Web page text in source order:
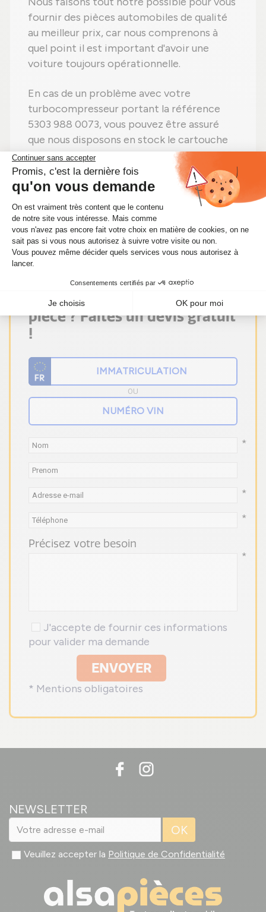
fournir des pièces automobiles de qualité
au meilleur prix, car nous comprenons à
quel point il est important d'avoir une
voiture toujours opérationnelle.
En cas de un problème avec votre
turbocompresseur portant la référence
5303 988 0073, vous pouvez être assuré
que nous disposons en stock le cartouche
CHRA dont vous avez besoin.
Faites vite ! Si vous avez besoin d'un
cartouche CHRA 5303 988 0073, procurez-
vous-le immédiatement sur Alsapièces.
Vous ne trouvez pas votre
pièce ? Faites un devis gratuit
!
OU
*
*
*
Précisez votre besoin
*
J'accepte de fournir ces informations
pour valider ma demande
ENVOYER
* Mentions obligatoires
NEWSLETTER
OK
Veuillez accepter la Politique de Confidentialité